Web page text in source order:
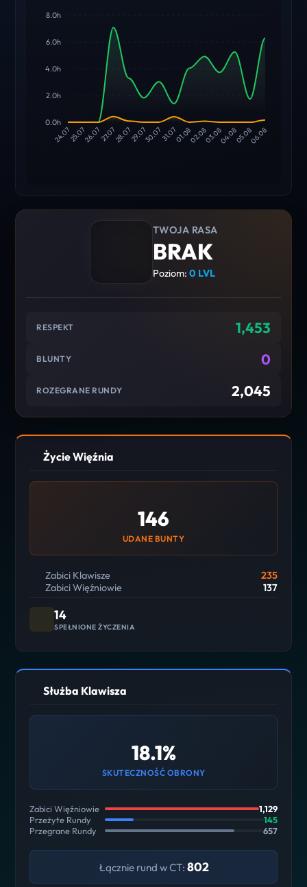
8.0h
6.0h
4.0h
2.0h
0.0h
24.0725.0726.0727.0728.0729.0730.0731.0701.0802.0803.0804.0805.0806.08
TWOJA RASA
BRAK
Poziom: 0 LVL
RESPEKT 1,453
BLUNTY 0
ROZEGRANE RUNDY 2,045
Życie Więźnia
146
UDANE BUNTY
Zabici Klawisze
235
Zabici Więźniowie
137
14
SPEŁNIONE ŻYCZENIA
Służba Klawisza
18.1%
SKUTECZNOŚĆ OBRONY
Zabici Więźniowie
1,129
Przeżyte Rundy
145
Przegrane Rundy
657
Łącznie rund w CT: 802